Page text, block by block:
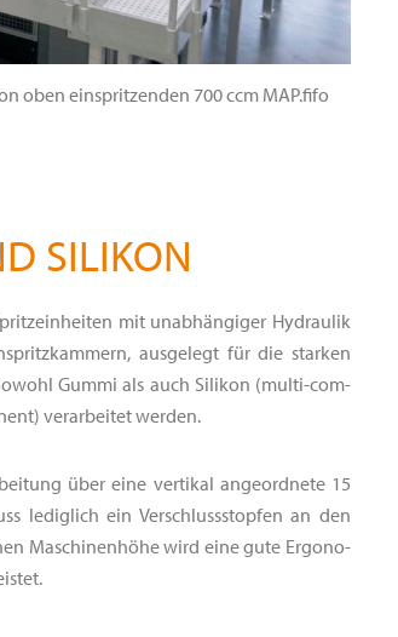
oben einspritzenden 700 ccm MAP.fifo
SILIKON
mit unabhängiger Hydraulik
ausgelegt für die starken
Gummi als auch Silikon (multi-com-
verarbeitet werden.
über eine vertikal angeordnete 15
lediglich ein Verschlussstopfen an den
Maschinenhöhe wird eine gute Ergono-